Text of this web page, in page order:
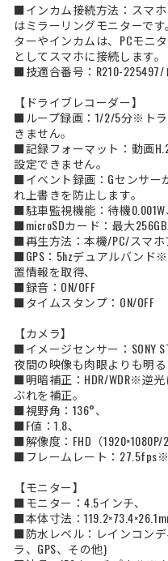
■インカム接続方法：スマ
はミラーリングモニターで
ターやインカムは、PCモニ
としてスマホに接続します。
■技適合番号：R210-225497/
【ドライブレコーダー】
■ループ録画：1/2/5分※ト
きません。
■記録フォーマット：動画
設定できません。
■イベント録画：Gセンサー
れ上書きを防止します。
■駐車監視機能：待機0.001W
■microSDカード：最大256GB/
■再生方法：本機/PC/スマホ
■GPS：5hzデュアルバンド
置情報を取得、
■録音：ON/OFF
■タイムスタンプ：ON/OFF
【カメラ】
■イメージセンサー：SONY
夜間の映像も肉眼よりも明る
■明暗補正：HDR/WDR※逆
ぶれを補正。
■視野角：136°、
■F値：1.8、
■解像度：FHD（1920×1080P/
■フレームレート：27.5fps※
【モニター】
■モニター：4.5インチ、
■本体寸法：
■防水レベル：レインコンデ
ラ、GPS、その他)